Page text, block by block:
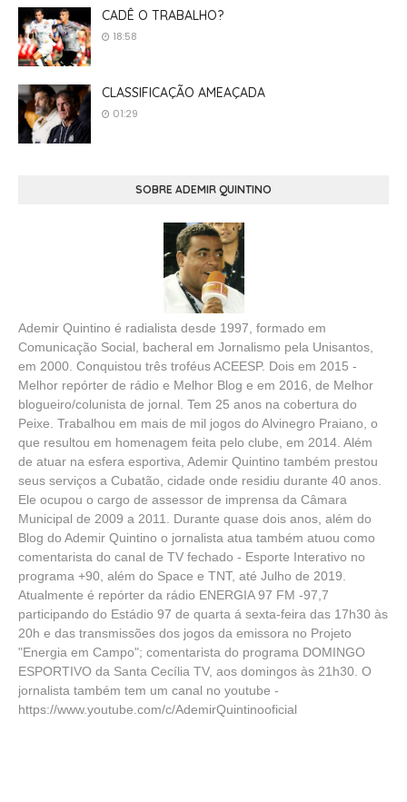
CADÊ O TRABALHO?
18:58
CLASSIFICAÇÃO AMEAÇADA
01:29
SOBRE ADEMIR QUINTINO
Ademir Quintino é radialista desde 1997, formado em
Comunicação Social, bacheral em Jornalismo pela Unisantos,
em 2000. Conquistou três troféus ACEESP. Dois em 2015 -
Melhor repórter de rádio e Melhor Blog e em 2016, de Melhor
blogueiro/colunista de jornal. Tem 25 anos na cobertura do
Peixe. Trabalhou em mais de mil jogos do Alvinegro Praiano, o
que resultou em homenagem feita pelo clube, em 2014. Além
de atuar na esfera esportiva, Ademir Quintino também prestou
seus serviços a Cubatão, cidade onde residiu durante 40 anos.
Ele ocupou o cargo de assessor de imprensa da Câmara
Municipal de 2009 a 2011. Durante quase dois anos, além do
Blog do Ademir Quintino o jornalista atua também atuou como
comentarista do canal de TV fechado - Esporte Interativo no
programa +90, além do Space e TNT, até Julho de 2019.
Atualmente é repórter da rádio ENERGIA 97 FM -97,7
participando do Estádio 97 de quarta á sexta-feira das 17h30 às
20h e das transmissões dos jogos da emissora no Projeto
"Energia em Campo"; comentarista do programa DOMINGO
ESPORTIVO da Santa Cecília TV, aos domingos às 21h30. O
jornalista também tem um canal no youtube -
https://www.youtube.com/c/AdemirQuintinooficial